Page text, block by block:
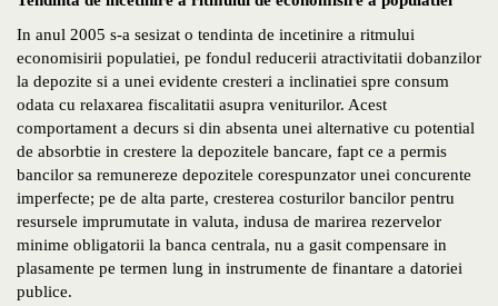
In anul 2005 s-a sesizat o tendinta de incetinire a ritmului
economisirii populatiei, pe fondul reducerii atractivitatii dobanzilor
la depozite si a unei evidente cresteri a inclinatiei spre consum
odata cu relaxarea fiscalitatii asupra veniturilor. Acest
comportament a decurs si din absenta unei alternative cu potential
de absorbtie in crestere la depozitele bancare, fapt ce a permis
bancilor sa remunereze depozitele corespunzator unei concurente
imperfecte; pe de alta parte, cresterea costurilor bancilor pentru
resursele imprumutate in valuta, indusa de marirea rezervelor
minime obligatorii la banca centrala, nu a gasit compensare in
plasamente pe termen lung in instrumente de finantare a datoriei
publice.